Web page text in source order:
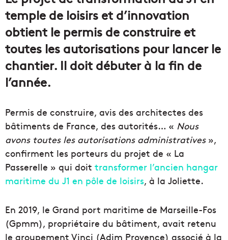
temple de loisirs et d’innovation
obtient le permis de construire et
toutes les autorisations pour lancer le
chantier. Il doit débuter à la fin de
l’année.
Permis de construire, avis des architectes des
bâtiments de France, des autorités… « Nous
avons toutes les autorisations administratives»,
confirment les porteurs du projet de « La
Passerelle » qui doit transformer l’ancien hangar
maritime du J1 en pôle de loisirs, à la Joliette.
En 2019, le Grand port maritime de Marseille-Fos
(Gpmm), propriétaire du bâtiment, avait retenu
le groupement Vinci (Adim Provence) associé à la